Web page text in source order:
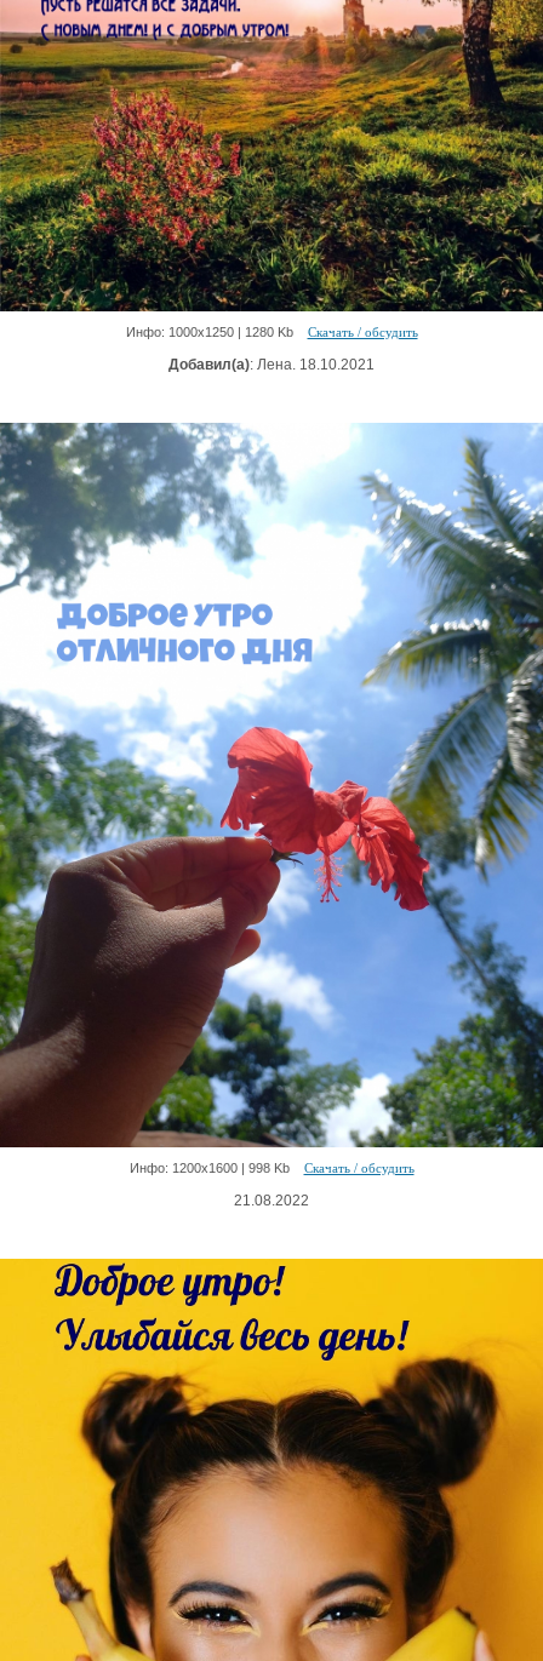
Инфо: 1000х1250 | 1280 Kb Скачать / обсудить
Добавил(а): Лена. 18.10.2021
Инфо: 1200х1600 | 998 Kb Скачать / обсудить
21.08.2022